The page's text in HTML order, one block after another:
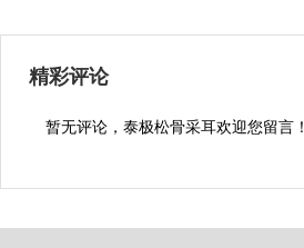
精彩评论
暂无评论，泰极松骨采耳欢迎您留言！